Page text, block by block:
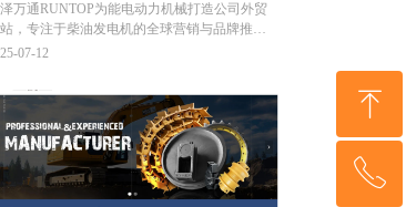
万通RUNTOP为能电动力机械打造公司外贸
，专注于柴油发电机的全球营销与品牌推
该网站将全面展示能电动力科技的高品质柴
应用领域。通过深度整合搜索引擎优化（SEO）
略、多语言支持及社媒营销，为公司实现海外
准营销，快速触达全球买家。
07-12
ꁸ
回到顶部
ꂅ